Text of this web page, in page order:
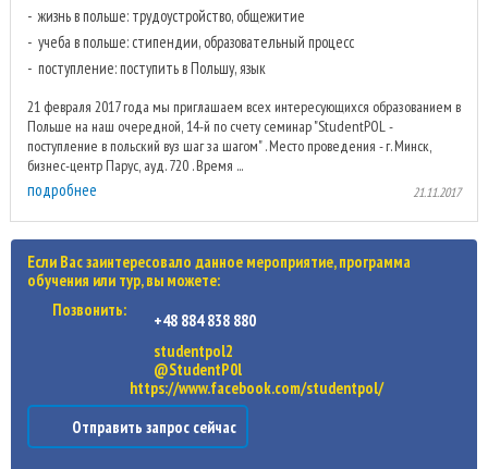
жизнь в польше: трудоустройство, общежитие
учеба в польше: стипендии, образовательный процесс
поступление: поступить в Польшу, язык
21 февраля 2017 года мы приглашаем всех интересующихся образованием в
Польше на наш очередной, 14-й по счету семинар "StudentPOL -
поступление в польский вуз шаг за шагом" . Место проведения - г. Минск,
бизнес-центр Парус, ауд. 720 . Время ...
подробнее 21.11.2017
Если Вас заинтересовало данное мероприятие, программа
обучения или тур, вы можете:
Позвонить:
+48 884 838 880
studentpol2
@StudentP0l
https://www.facebook.com/studentpol/
Отправить запрос сейчас